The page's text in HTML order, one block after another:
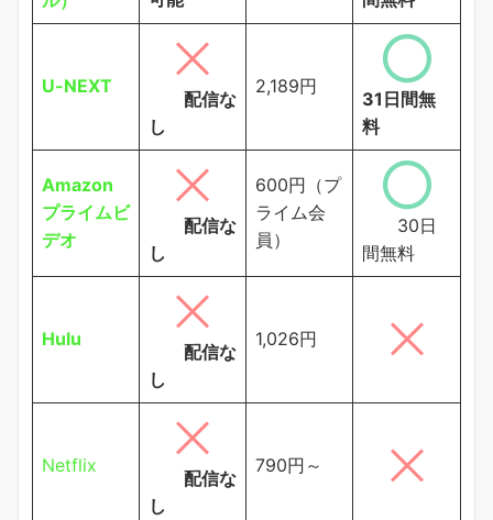
U-NEXT
配信な
し
2,189円
31日間無
料
Amazon
プライムビ
デオ
配信な
し
600円（プ
ライム会
員）
30日
間無料
Hulu
配信な
し
1,026円
Netflix
配信な
し
790円～